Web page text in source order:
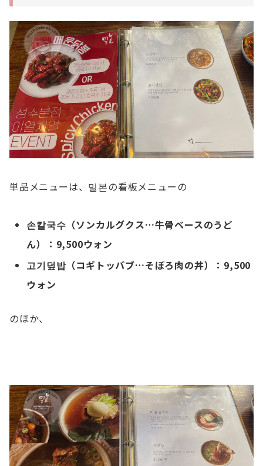
単品メニューは、밀본の看板メニューの
손칼국수（ソンカルグクス…牛骨ベースのうど
ん）
： 9,500ウォン
고기덮밥（コギトッパブ…そぼろ肉の丼）：9,500
ウォン
のほか、